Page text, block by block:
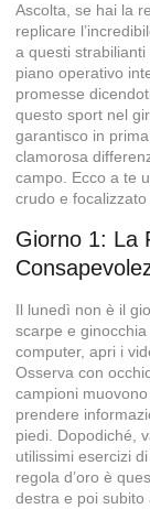
Ascolta, se hai la
replicare
a questi
piano operativo
promesse
questo sport nel
garantisco in
clamorosa
campo. Ecco a te
crudo e
Giorno 1: La
Il lunedì non è il
scarpe e
computer, apri i
Osserva con
campioni
prendere
piedi. Dopodiché,
utilissimi esercizi
regola d’oro è
destra e poi subito